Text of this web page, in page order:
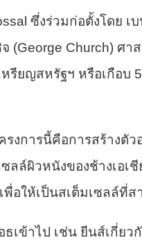
ซึ่งร่วมก่อตั้งโดย เ
(George Church) ศ
รียญสหรัฐฯ หรือเกือ
งการนี้คือการสร้างตั
ลล์ผิวหนังของช้างเอ
อให้เป็นสเต็มเซลล์ที่
เข้าไป เช่น ยีนส์เกี่ย